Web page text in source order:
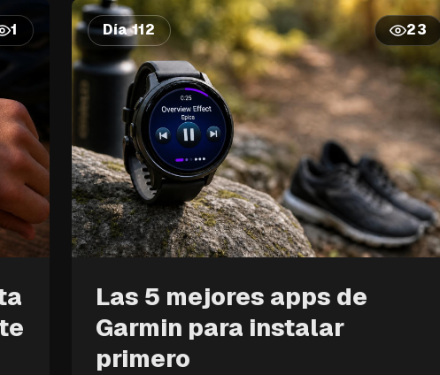
1 Día 112 23
Las 5 mejores apps de
Garmin para instalar
primero